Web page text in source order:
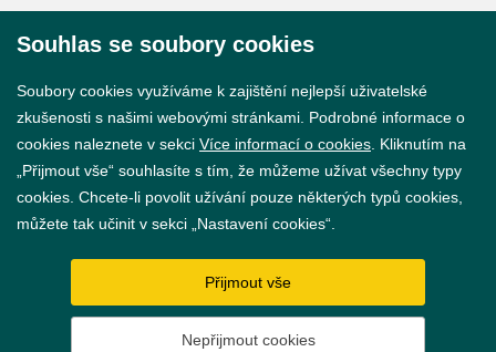
GDPR
Nastavení cookies
Souhlas se soubory cookies
Soubory cookies využíváme k zajištění nejlepší uživatelské
zkušenosti s našimi webovými stránkami. Podrobné informace o
cookies naleznete v sekci Více informací o cookies . Kliknutím na
„Přijmout vše“ souhlasíte s tím, že můžeme užívat všechny typy
cookies. Chcete-li povolit užívání pouze některých typů cookies,
můžete tak učinit v sekci „Nastavení cookies“.
Přijmout vše
Nepřijmout cookies